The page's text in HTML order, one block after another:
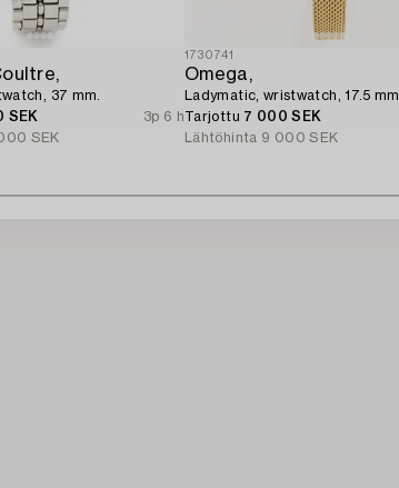
37 mm.
SEK
3p 6 h
SEK
1730741
Omega,
Ladymatic, wristwatch, 17.5 mm.
Tarjottu 7 000 SEK
Lähtöhinta 9 000 SEK